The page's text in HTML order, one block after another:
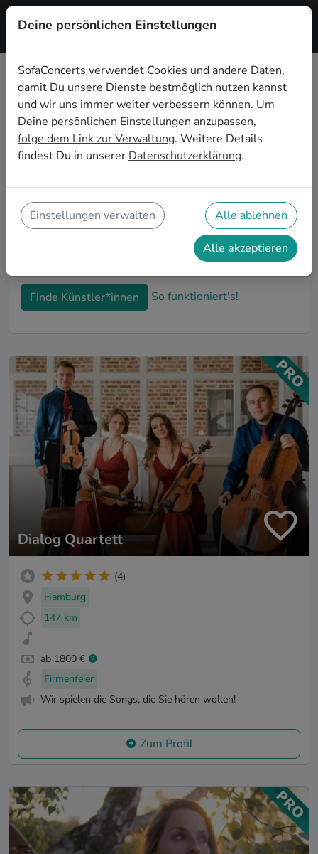
Registrieren
Klassische Musiker*innen für die
Firmenweihnachtsfeier in
Braunschweig
Bucht professionelle Klassische Bands und
Feierlichkeiten zu einem unvergesslichen Highlight!
Auf SofaConcerts findet ihr authentische Klassische
Sänger*innen und Bands, die genau zu eurer
Betriebsweihnachtsfeier in Braunschweig passen.
Finde Künstler*innen So funktioniert's!
Dialog Quartett
(4)
Hamburg
147 km
ab 1800 €
Firmenfeier
Wir spielen die Songs, die Sie hören wollen!
Zum Profil
Deine persönlichen Einstellungen
SofaConcerts verwendet Cookies und andere Daten,
damit Du unsere Dienste bestmöglich nutzen kannst
und wir uns immer weiter verbessern können. Um
Deine persönlichen Einstellungen anzupassen,
folge dem Link zur Verwaltung. Weitere Details
findest Du in unserer Datenschutzerklärung.
Einstellungen verwalten Alle ablehnen
Alle akzeptieren